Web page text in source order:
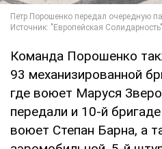
Команда Порошенко
93 механизированной
где воюет Маруся
передали и 10-й
воюет Степан Барна, а